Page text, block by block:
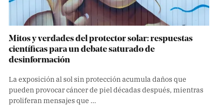
Mitos y verdades del protector solar: respuestas
científicas para un debate saturado de
desinformación
La exposición al sol sin protección acumula daños que
pueden provocar cáncer de piel décadas después, mientras
proliferan mensajes que …